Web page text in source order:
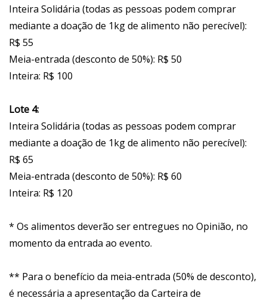
Inteira Solidária (todas as pessoas podem comprar
mediante a doação de 1kg de alimento não perecível):
R$ 55
Meia-entrada (desconto de 50%): R$ 50
Inteira: R$ 100
Lote 4:
Inteira Solidária (todas as pessoas podem comprar
mediante a doação de 1kg de alimento não perecível):
R$ 65
Meia-entrada (desconto de 50%): R$ 60
Inteira: R$ 120
* Os alimentos deverão ser entregues no Opinião, no
momento da entrada ao evento.
** Para o benefício da meia-entrada (50% de desconto),
é necessária a apresentação da Carteira de